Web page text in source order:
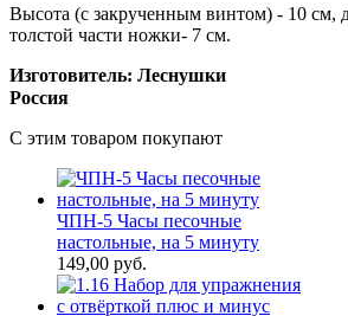
Высота (с закрученным винтом) - 10 см,
толстой части ножки- 7 см.
Изготовитель: Леснушки
Россия
C этим товаром покупают
ЧПН-5 Часы песочные
настольные, на 5 минуту
149,00 руб.